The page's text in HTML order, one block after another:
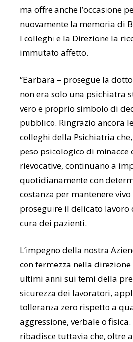
ma offre anche l’occasione
nuovamente la memoria di
I colleghi e la Direzione la
immutato affetto.
“Barbara – prosegue la
non era solo una psichiatra
vero e proprio simbolo di
pubblico. Ringrazio ancora
colleghi della Psichiatria
peso psicologico di minacce
rievocative, continuano a
quotidianamente con
costanza per mantenere
proseguire il delicato lavoro
cura dei pazienti.
L’impegno della nostra
con fermezza nella
ultimi anni sui temi della
sicurezza dei lavoratori,
tolleranza zero rispetto a
aggressione, verbale o fisica.
ribadisce tuttavia che, oltre